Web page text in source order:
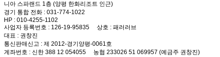
니아 스파랜드 1층 (양평 한화리조트 인근)
경기 통합 전화 : 031-774-1022
HP : 010-4255-1102
사업자 등록번호 : 126-19-95835 상호 : 패러러브
대표 : 권창진
통신판매신고 : 제 2012-경기양평-0061호
계좌번호 : 신한 388 12 054055 농협 233026 51 069957 (예금주 권창진)